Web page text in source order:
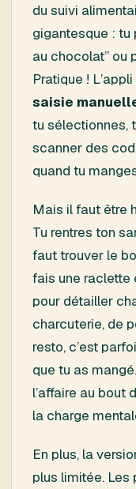
du suivi
gigantesque : tu
au chocolat” ou
Pratique !
saisie
tu sélectionnes,
scanner des
quand tu
Mais il faut être
Tu rentres ton
faut trouver le
fais une raclette
pour détailler
charcuterie, de
resto, c’est
que tu as
l’affaire au bout
la charge
En plus, la
plus limitée. Les